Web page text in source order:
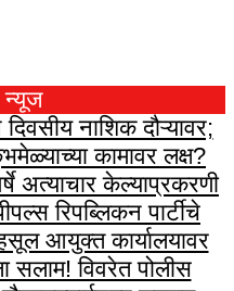
न्यूज
नाशिक दौऱ्यावर;
कामावर लक्ष?
अत्याचार केल्याप्रकरणी
रिपब्लिकन पार्टीचे
आयुक्त कार्यालयावर
सलाम! विवरेत पोलीस